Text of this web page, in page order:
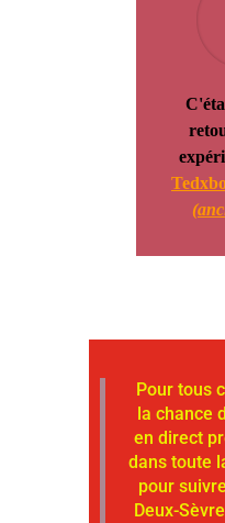
Pour tous
la chance
en direct
dans toute
pour
Deux-